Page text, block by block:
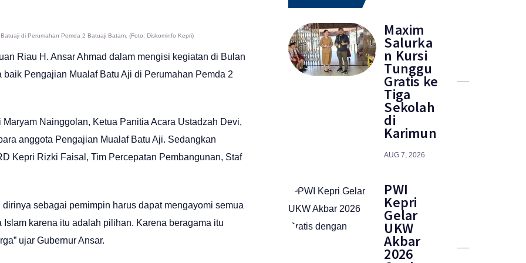
di Perumahan Pemda 2 Batuaji Batam. (Foto: Diskominfo Kepri)
Riau H. Ansar Ahmad dalam mengisi kegiatan di Bulan
Pengajian Mualaf Batu Aji di Perumahan Pemda 2
Nainggolan, Ketua Panitia Acara Ustadzah Devi,
anggota Pengajian Mualaf Batu Aji. Sedangkan
Kepri Rizki Faisal, Tim Percepatan Pembangunan, Staf
sebagai pemimpin harus dapat mengayomi semua
karena itu adalah pilihan. Karena beragama itu
ujar Gubernur Ansar.
Maxim
Salurka
n Kursi
Tunggu
Gratis ke
Tiga
Sekolah
di
Karimun
AUG 7, 2026
PWI
Kepri
Gelar
UKW
Akbar
2026